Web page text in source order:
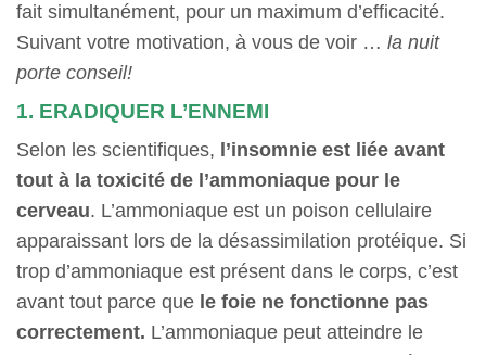
fait simultanément, pour un maximum d’efficacité.
Suivant votre motivation, à vous de voir … la nuit
porte conseil!
1. ERADIQUER L’ENNEMI
Selon les scientifiques, l’insomnie est liée avant
tout à la toxicité de l’ammoniaque pour le
cerveau. L’ammoniaque est un poison cellulaire
apparaissant lors de la désassimilation protéique. Si
trop d’ammoniaque est présent dans le corps, c’est
avant tout parce que le foie ne fonctionne pas
correctement. L’ammoniaque peut atteindre le